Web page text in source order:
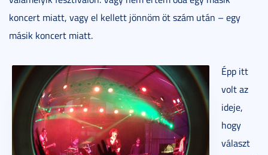
koncert miatt, vagy el kellett jönnöm öt szám után – egy
másik koncert miatt.
Épp itt
volt az
ideje,
hogy
választ